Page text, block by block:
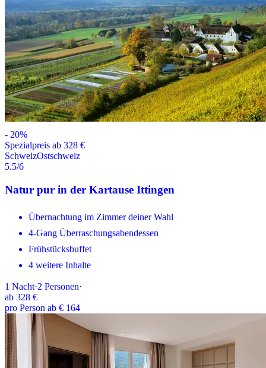
- 20%
Spezialpreis ab 328 €
SchweizOstschweiz
5.5/6
Natur pur in der Kartause Ittingen
Übernachtung im Zimmer deiner Wahl
4-Gang Überraschungsabendessen
Frühstücksbuffet
4 weitere Inhalte
1 Nacht·2 Personen·
ab 328 €
pro Person ab € 164